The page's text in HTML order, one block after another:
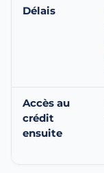
Délais
Accès au
crédit
ensuite